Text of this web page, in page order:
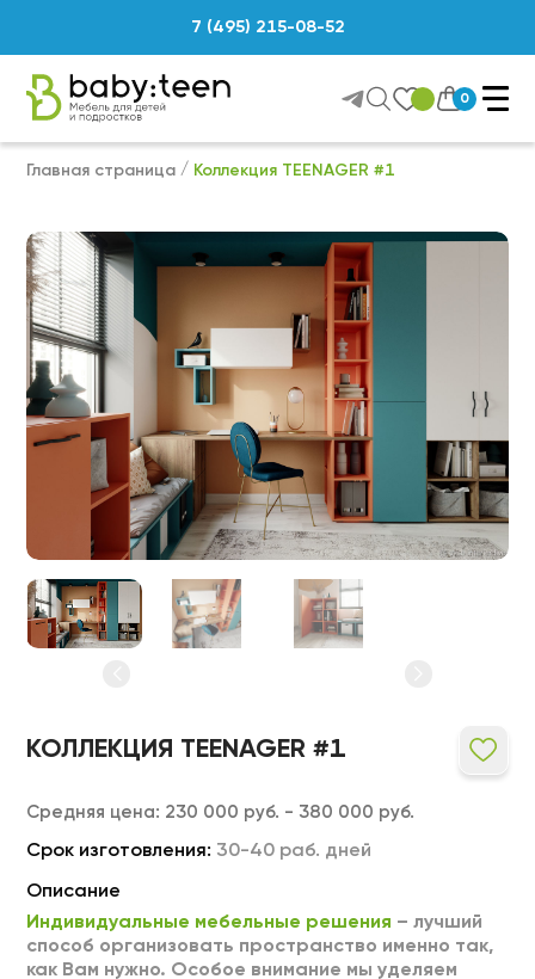
7 (495) 215-08-52
0
Главная страница Коллекция TEENAGER #1
КОЛЛЕКЦИЯ TEENAGER #1
Средняя цена: 230 000 руб. - 380 000 руб.
Срок изготовления: 30-40 раб. дней
Описание
Индивидуальные мебельные решения – лучший
способ организовать пространство именно так,
как Вам нужно. Особое внимание мы уделяем